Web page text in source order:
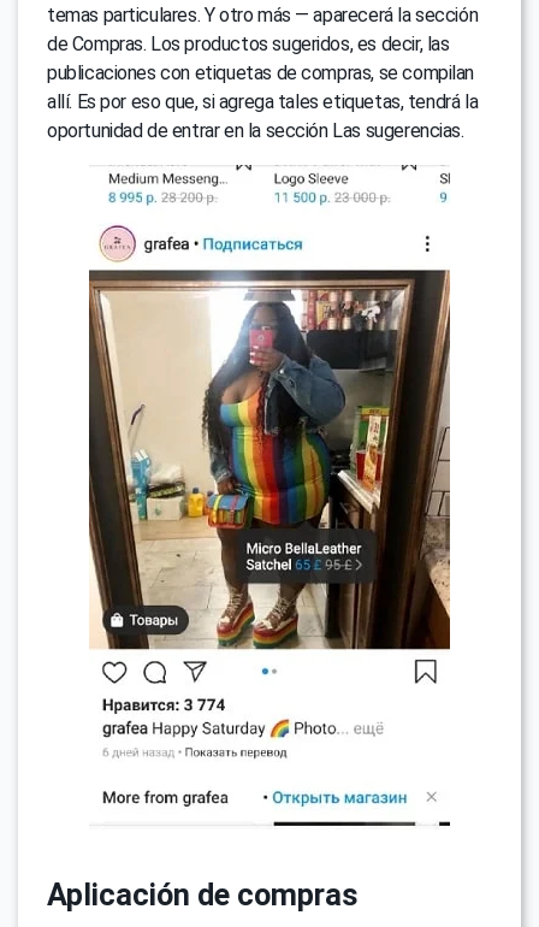
temas particulares. Y otro más — aparecerá la sección
de Compras. Los productos sugeridos, es decir, las
publicaciones con etiquetas de compras, se compilan
allí. Es por eso que, si agrega tales etiquetas, tendrá la
oportunidad de entrar en la sección Las sugerencias.
Aplicación de compras